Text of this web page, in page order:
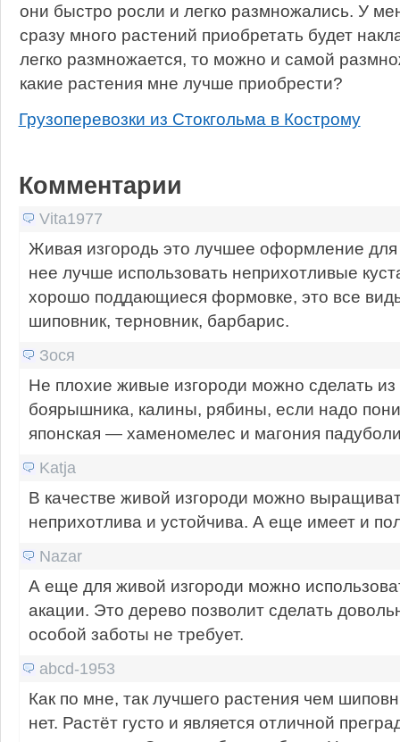
они быстро росли и легко размножались. У
сразу много растений приобретать будет
легко размножается, то можно и самой
какие растения мне лучше приобрести?
Грузоперевозки из Стокгольма в Кострому
Комментарии
Vita1977
Живая изгородь это лучшее оформление для
нее лучше использовать неприхотливые
хорошо поддающиеся формовке, это все
шиповник, терновник, барбарис.
Зося
Не плохие живые изгороди можно сделать
боярышника, калины, рябины, если надо
японская — хаменомелес и магония
Katja
В качестве живой изгороди можно
неприхотлива и устойчива. А еще имеет и
Nazar
А еще для живой изгороди можно
акации. Это дерево позволит сделать
особой заботы не требует.
abcd-1953
Как по мне, так лучшего растения чем
нет. Растёт густо и является отличной